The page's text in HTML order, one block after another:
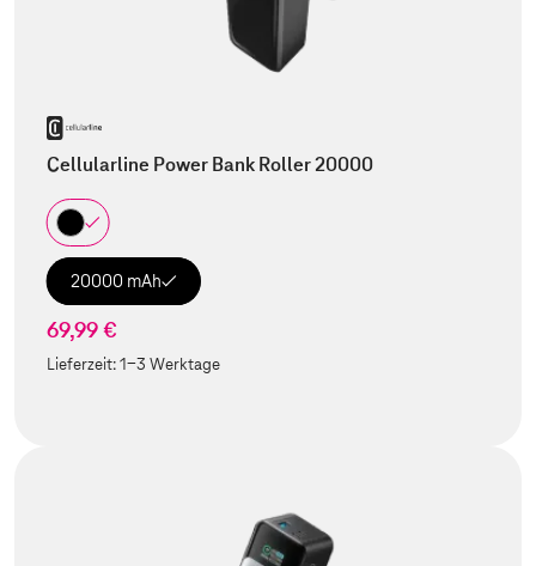
Cellularline Power Bank Roller 20000
20000 mAh
69,99 €
Lieferzeit:1-3 Werktage